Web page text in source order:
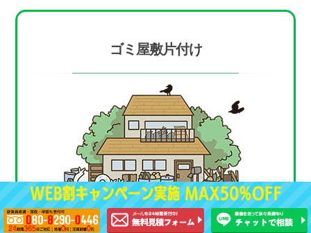
ゴミ屋敷片付け